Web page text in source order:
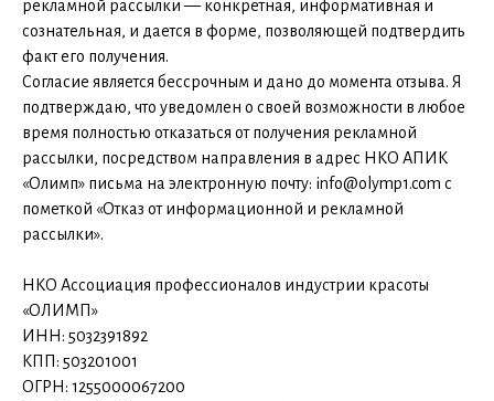
рекламной рассылки — конкретная, информативная и
сознательная, и дается в форме, позволяющей подтвердить
факт его получения.
Согласие является бессрочным и дано до момента отзыва. Я
подтверждаю, что уведомлен о своей возможности в любое
время полностью отказаться от получения рекламной
рассылки, посредством направления в адрес НКО АПИК
«Олимп» письма на электронную почту: info@olymp1.com с
пометкой «Отказ от информационной и рекламной
рассылки».
НКО Ассоциация профессионалов индустрии красоты
«ОЛИМП»
ИНН: 5032391892
КПП: 503201001
ОГРН: 1255000067200